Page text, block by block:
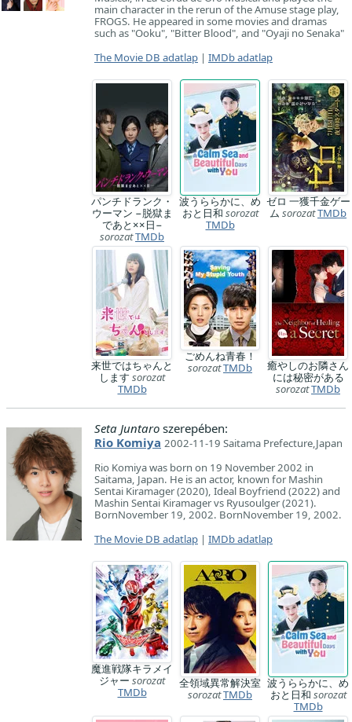
main character in the rerun of the Amuse stage play,
FROGS. He appeared in some movies and dramas
such as "Ooku", "Bitter Blood", and "Oyaji no Senaka"
The Movie DB adatlap | IMDb adatlap
パンチドランク・
ウーマン −脱獄ま
であと××日−
sorozatTMDb
波うららかに、め
おと日和 sorozat
TMDb
ゼロ 一獲千金ゲー
ム sorozatTMDb
来世ではちゃんと
します sorozat
TMDb
ごめんね青春！
sorozatTMDb
癒やしのお隣さん
には秘密がある
sorozatTMDb
Seta Juntaro szerepében:
Rio Komiya 2002-11-19 Saitama Prefecture,Japan
Rio Komiya was born on 19 November 2002 in
Saitama, Japan. He is an actor, known for Mashin
Sentai Kiramager (2020), Ideal Boyfriend (2022) and
Mashin Sentai Kiramager vs Ryusoulger (2021).
BornNovember 19, 2002. BornNovember 19, 2002.
The Movie DB adatlap | IMDb adatlap
魔進戦隊キラメイ
ジャー sorozat
TMDb
全領域異常解決室
sorozatTMDb
波うららかに、め
おと日和 sorozat
TMDb